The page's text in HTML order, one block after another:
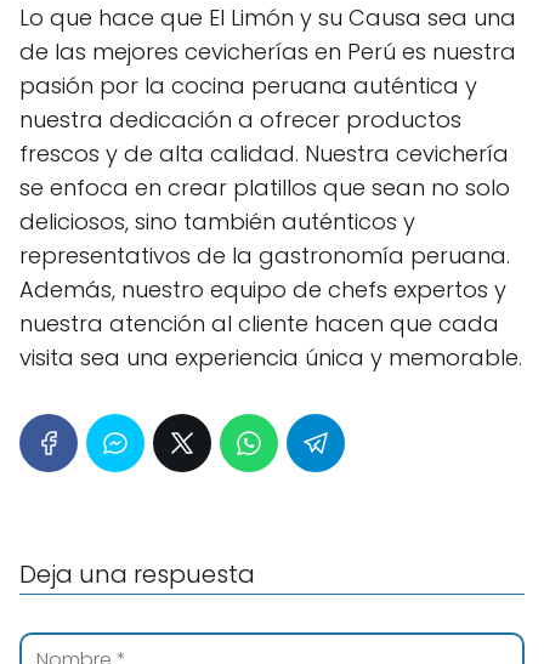
Lo que hace que El Limón y su Causa sea una
de las mejores cevicherías en Perú es nuestra
pasión por la cocina peruana auténtica y
nuestra dedicación a ofrecer productos
frescos y de alta calidad. Nuestra cevichería
se enfoca en crear platillos que sean no solo
deliciosos, sino también auténticos y
representativos de la gastronomía peruana.
Además, nuestro equipo de chefs expertos y
nuestra atención al cliente hacen que cada
visita sea una experiencia única y memorable.
Deja una respuesta